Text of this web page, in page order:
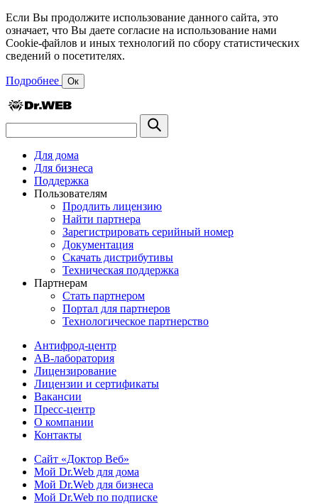
Если Вы продолжите использование данного сайта, это
означает, что Вы даете согласие на использование нами
Cookie-файлов и иных технологий по сбору статистических
сведений о посетителях.
Подробнее Ок
Для дома
Для бизнеса
Поддержка
Пользователям
Продлить лицензию
Найти партнера
Зарегистрировать серийный номер
Документация
Скачать дистрибутивы
Техническая поддержка
Партнерам
Стать партнером
Портал для партнеров
Технологическое партнерство
Антифрод-центр
АВ-лаборатория
Лицензирование
Лицензии и сертификаты
Вакансии
Пресс-центр
О компании
Контакты
Сайт «Доктор Веб»
Мой Dr.Web для дома
Мой Dr.Web для бизнеса
Мой Dr.Web по подписке